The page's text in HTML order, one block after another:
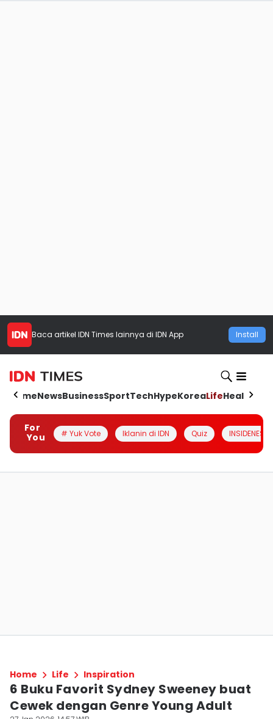
Baca artikel IDN Times lainnya di IDN App Install
HomeNewsBusinessSportTechHypeKoreaLifeHealth
For
You
# Yuk Vote Iklanin di IDN Quiz INSIDENESIA
Home Life Inspiration
6 Buku Favorit Sydney Sweeney buat
Cewek dengan Genre Young Adult